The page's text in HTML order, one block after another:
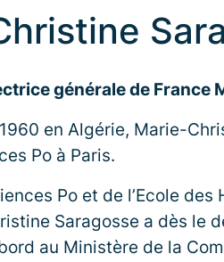
générale de France
en Algérie, Marie-
Po à Paris.
Po et de l’Ecole
Saragosse a dès
au Ministère de la